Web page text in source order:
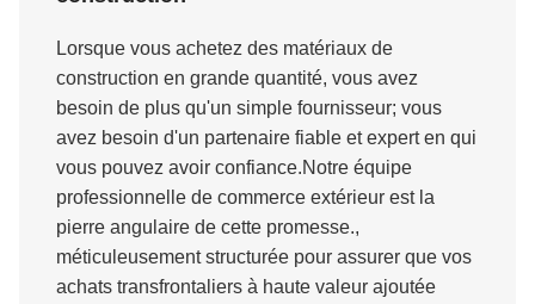
Lorsque vous achetez des matériaux de
construction en grande quantité, vous avez
besoin de plus qu'un simple fournisseur; vous
avez besoin d'un partenaire fiable et expert en qui
vous pouvez avoir confiance.Notre équipe
professionnelle de commerce extérieur est la
pierre angulaire de cette promesse.,
méticuleusement structurée pour assurer que vos
achats transfrontaliers à haute valeur ajoutée